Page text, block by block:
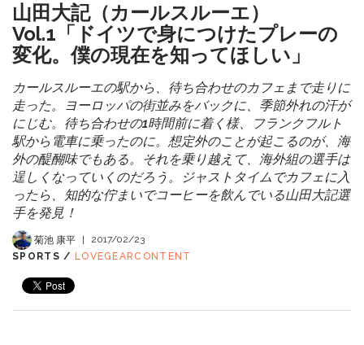
山田大記（カールスルーエ）
Vol.1「ドイツで身につけたプレーの
変化。僕の現在を知ってほしい」
カールスルーエの駅から、待ち合わせのカフェまで走りに
走った。ヨーロッパの街並みをバックに、季節外れの汗が
にじむ。待ち合わせの1時間前に着く様、フランクフルト
駅から電車に乗ったのに。想定外のことが起こるのが、海
外の醍醐味でもある。それを乗り越えて、海外組の選手は
逞しくなっていくのだろう。ジャストタイムでカフェに入
ったら、知的な佇まいでコーヒーを飲んでいる山田大記選
手を発見！
菊池 康平 |
2017/02/23
SPORTS / LOVEGEARCONTENT